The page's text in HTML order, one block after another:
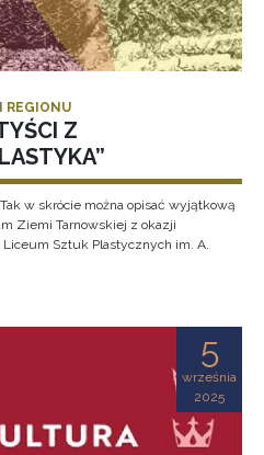
REGIONU
Z
w skrócie można opisać wyjątkową
Ziemi Tarnowskiej z okazji
Sztuk Plastycznych im. A.
5
września
2025